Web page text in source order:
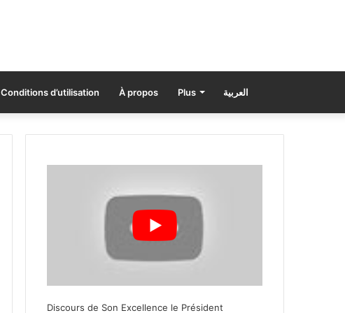
Conditions d’utilisation À propos Plus العربية
Discours de Son Excellence le Président